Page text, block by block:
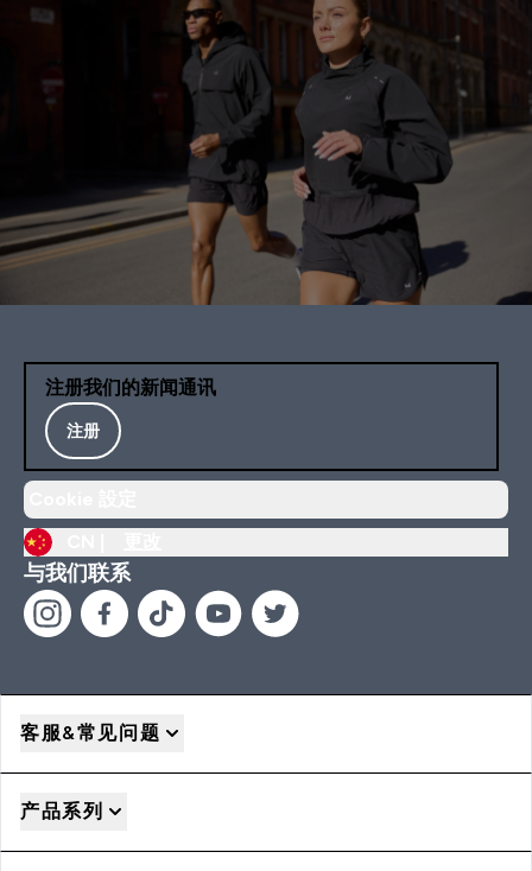
注册我们的新闻通讯
注册
与我们联系
客服&常见问题
产品系列